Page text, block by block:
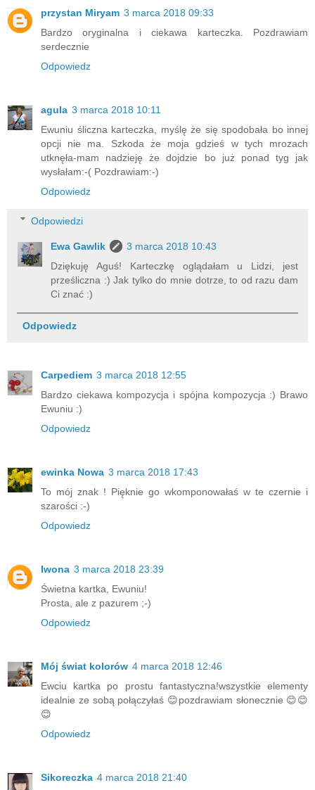
przystan Miryam 3 marca 2018 09:33
Bardzo oryginalna i ciekawa karteczka. Pozdrawiam
serdecznie
Odpowiedz
agula 3 marca 2018 10:11
Ewuniu śliczna karteczka, myślę że się spodobała bo innej
opcji nie ma. Szkoda że moja gdzieś w tych mrozach
utknęła-mam nadzieję że dojdzie bo już ponad tyg jak
wysłałam:-( Pozdrawiam:-)
Odpowiedz
Odpowiedzi
Ewa Gawlik
3 marca 2018 10:43
Dziękuję Aguś! Karteczkę oglądałam u Lidzi, jest
prześliczna :) Jak tylko do mnie dotrze, to od razu dam
Ci znać :)
Odpowiedz
Carpediem 3 marca 2018 12:55
Bardzo ciekawa kompozycja i spójna kompozycja :) Brawo
Ewuniu :)
Odpowiedz
ewinka Nowa 3 marca 2018 17:43
To mój znak ! Pięknie go wkomponowałaś w te czernie i
szarości :-)
Odpowiedz
Iwona 3 marca 2018 23:39
Świetna kartka, Ewuniu!
Prosta, ale z pazurem ;-)
Odpowiedz
Mój świat kolorów 4 marca 2018 12:46
Ewciu kartka po prostu fantastyczna!wszystkie elementy
idealnie ze sobą połączyłaś 😊pozdrawiam słonecznie 😊😊
😊
Odpowiedz
Sikoreczka 4 marca 2018 21:40